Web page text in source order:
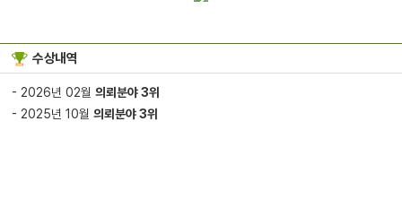
수상내역
- 2026년 02월의뢰분야 3위
- 2025년 10월의뢰분야 3위